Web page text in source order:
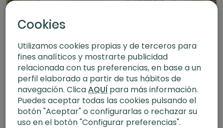
01:27:20
Intención en movimiento y yoga. Taller con Dafne Schilling y Xuan
Cookies
Utilizamos cookies propias y de terceros para
fines analíticos y mostrarte publicidad
relacionada con tus preferencias, en base a un
perfil elaborado a partir de tus hábitos de
navegación. ClicaAQUÍpara más información.
Puedes aceptar todas las cookies pulsando el
botón "Aceptar" o configurarlas o rechazar su
uso en el botón "Configurar preferencias".